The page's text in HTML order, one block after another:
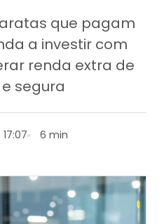
que pagam
a investir com
renda extra de
segura
6 min